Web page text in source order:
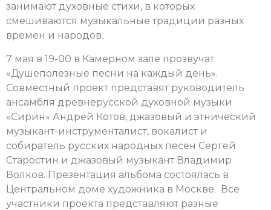
занимают духовные стихи, в которых
смешиваются музыкальные традиции разных
времен и народов.
7 мая в 19-00 в Камерном зале прозвучат
«Душеполезные песни на каждый день».
Совместный проект представят руководитель
ансамбля древнерусской духовной музыки
«Сирин» Андрей Котов, джазовый и этнический
музыкант-инструменталист, вокалист и
собиратель русских народных песен Сергей
Старостин и джазовый музыкант Владимир
Волков. Презентация альбома состоялась в
Центральном доме художника в Москве. Все
участники проекта представляют разные